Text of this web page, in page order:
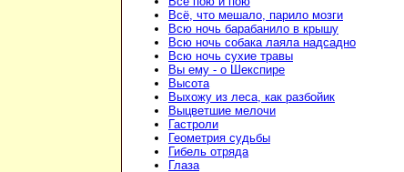
Всё, что мешало, парило мозги
Всю ночь барабанило в крышу
Всю ночь собака лаяла надсадно
Всю ночь сухие травы
Вы ему - о Шекспире
Высота
Выхожу из леса, как разбойик
Выцветшие мелочи
Гастроли
Геометрия судьбы
Гибель отряда
Глаза